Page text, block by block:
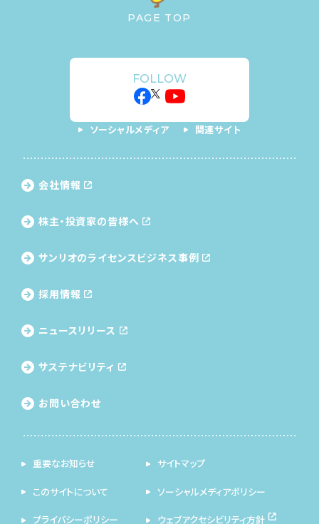
PAGE TOP
FOLLOW
ソーシャルメディア 関連サイト
会社情報
株主・投資家の皆様へ
サンリオのライセンス ビジネス事例
採用情報
ニュースリリース
サステナビリティ
お問い合わせ
重要なお知らせ サイトマップ
このサイトについて ソーシャルメディアポリシー
プライバシーポリシー ウェブアクセシビリティ方針